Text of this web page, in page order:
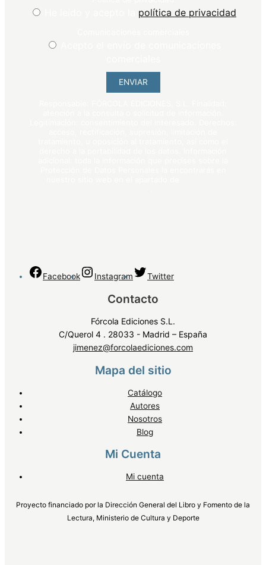
política de privacidad
ENVIAR
Facebook Instagram Twitter
Contacto
Fórcola Ediciones S.L.
C/Querol 4 . 28033 - Madrid – España
jimenez@forcolaediciones.com
Mapa del sitio
Catálogo
Autores
Nosotros
Blog
Mi Cuenta
Mi cuenta
Proyecto financiado por la Dirección General del Libro y Fomento de la
Lectura, Ministerio de Cultura y Deporte